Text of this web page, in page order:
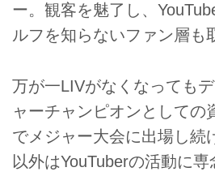
ー。観客を魅了し、
ルフを知らないファン層も
万が一LIVがなくなっても
ャーチャンピオンとしての
でメジャー大会に出場し続
以外はYouTuberの活動に